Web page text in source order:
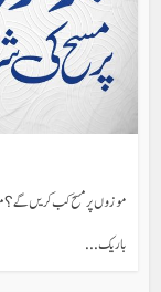
موزوں پر مسح کب کریں گے؟
باریک...